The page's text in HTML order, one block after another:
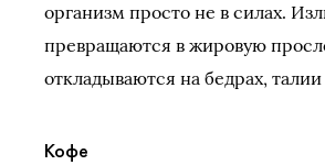
организм просто не в силах.
превращаются в жировую
откладываются на бедрах,
Кофе